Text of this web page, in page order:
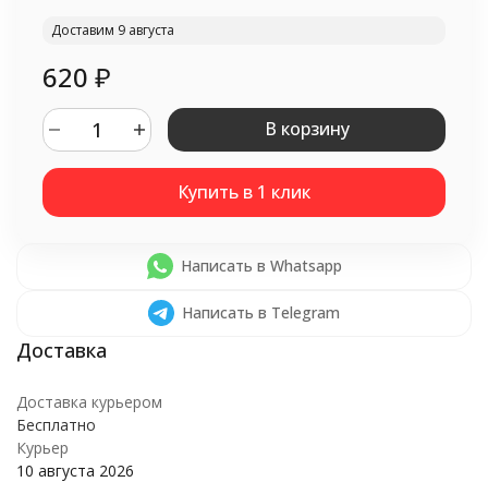
Доставим 9 августа
620 ₽
В корзину
Написать в Whatsapp
Написать в Telegram
Доставка курьером
Бесплатно
Курьер
10 августа 2026